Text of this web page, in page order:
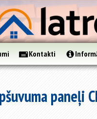
Kontakti
paneļi